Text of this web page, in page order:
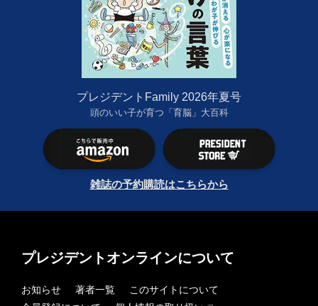
プレジデントFamily 2026年夏号
頭のいい子が育つ「育脳」大百科
雑誌の予約購読はこちらから
プレジデントオンラインについて
お知らせ 著者一覧
このサイトについて